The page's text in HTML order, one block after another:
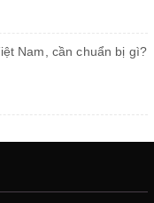
Nam, cần chuẩn bị gì?